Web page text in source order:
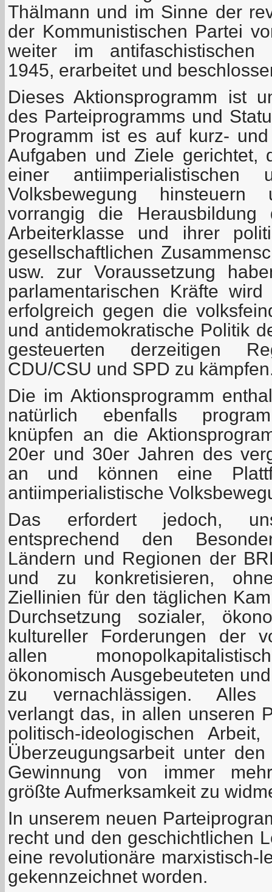
Thälmann und im Sinne der
der Kommunistischen Partei
weiter im antifaschistischen
1945, erarbeitet und
Dieses Aktionsprogramm ist
des Parteiprogramms und
Programm ist es auf kurz-
Aufgaben und Ziele gerichtet,
einer antiimperialistischen
Volksbewegung
vorrangig die Herausbildung
Arbeiterklasse und ihrer
gesellschaftlichen
usw. zur Voraussetzung
parlamentarischen Kräfte
erfolgreich gegen die
und antidemokratische Politik
gesteuerten derzeitigen
CDU/CSU und SPD zu
Die im Aktionsprogramm
natürlich ebenfalls
knüpfen an die
20er und 30er Jahren des
an und können eine
antiimperialistische
Das erfordert jedoch,
entsprechend den
Ländern und Regionen der
und zu konkretisieren,
Ziellinien für den täglichen
Durchsetzung sozialer,
kultureller Forderungen der
allen
ökonomisch Ausgebeuteten
zu vernachlässigen. Alles
verlangt das, in allen unseren
politisch-ideologischen
Überzeugungsarbeit unter
Gewinnung von immer
größte Aufmerksamkeit zu
In unserem neuen
recht und den geschichtlichen
eine revolutionäre marxistisch-
gekennzeichnet worden.